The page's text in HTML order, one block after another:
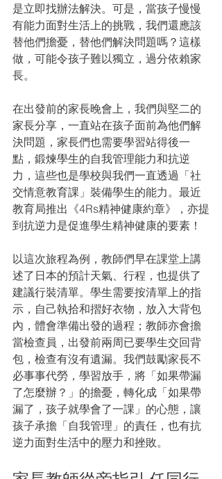
是立即找辦法解決。可是，當孩子慢慢
有能力面對生活上的挑戰，我們還應該
替他們擔憂，替他們解決問題嗎？這樣
做，可能令孩子難以獨立，過分依賴家
長。
在出發前的家長晚會上，我們與堅二的
家長分享，一直站在孩子面前為他們解
決問題，家長們也需要學習站得後一
點，鍛煉學生的自我管理能力和抗逆
力，這些也是學校與我們一直透過「社
交情意教育課」裝備學生的能力。最近
教育局推出《4Rs精神健康約章》，亦提
到抗逆力是促進學生精神健康的要素！
以這次旅程為例，教師們早在課堂上講
述了日本的預計天氣、行程，也提供了
建議行裝清單。學生需要按清單上的指
示，自己執拾和摺好衣物，放入大背包
內，體會準備出發的過程；教師亦會擔
當檢查員，出發前兩周已要學生交回背
包，檢查有沒有遺漏。我們鼓勵家長不
必事事代勞，學習放手，將「如果帶漏
了怎麼辦？」的擔憂，轉化成「如果帶
漏了，孩子就學會了一課」的心態，讓
孩子承擔「自我管理」的責任，也有抗
逆力面對生活中的壓力和挫敗。